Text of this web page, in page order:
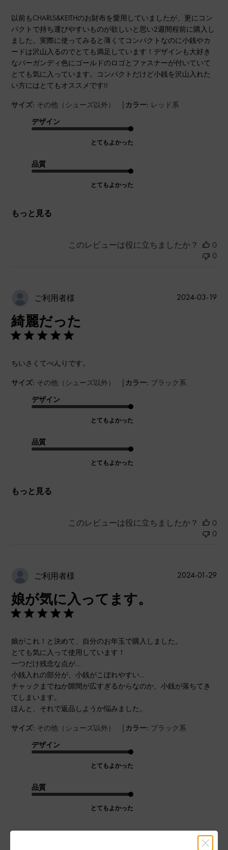
以前もCHARLS&KEITHのお財布を愛用していましたが、更にコン
パクトで持ち運びやすいものが欲しいと思い2週間程前に購入し
ました。実際に使ってみると薄くてコンパクトなのに小銭やカ
ードは沢山入るのでとても満足しています！デザインも大好き
なバーガンディ色にゴールドのロゴとファスナーが付いていて
とても気に入っています。コンパクトだけど小銭を沢山入れた
い方にはとてもオススメです!!
サイズ: その他（シューズ以外） | カラー: レッド系
デザイン
とてもよかった
品質
とてもよかった
もっと見る
このレビューは役に立ちましたか？
0
0
ご利用者様
綺麗だった
ちいさくてべんりです。
サイズ: その他（シューズ以外） | カラー: ブラック系
デザイン
とてもよかった
品質
とてもよかった
もっと見る
公
2024-03-19
このレビューは役に立ちましたか？
0
0
ご利用者様
娘が気に入ってます。
娘がこれ！と決めて、自分のお年玉で購入しました。
とても気に入って使用しています！
一つだけ残念な点が…
小銭入れの部分が、小銭がこぼれやすい…
チャックまでねか隙間が広すぎるからなのか、小銭が落ちてき
てしまいます。
ほんと、それで返品しようか悩みました。
サイズ: その他（シューズ以外） | カラー: ブラック系
デザイン
とてもよかった
品質
とてもよかった
公
2024-01-29